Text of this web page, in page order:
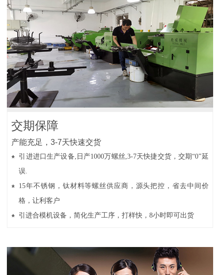
交期保障
产能充足，3-7天快速交货
引进进口生产设备,日产1000万螺丝,3-7天快捷交货，交期“0”延
误.
15年不锈钢，钛材料等螺丝供应商，源头把控，省去中间价
格，让利客户
引进合模机设备，简化生产工序，打样快，8小时即可出货